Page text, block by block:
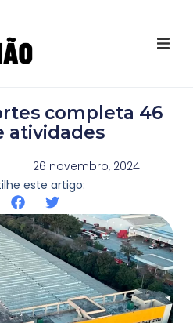
Destaques Youtube
Galeria de Fotos
Agenda
Contato
completa 46
atividades
26 novembro, 2024
este artigo: